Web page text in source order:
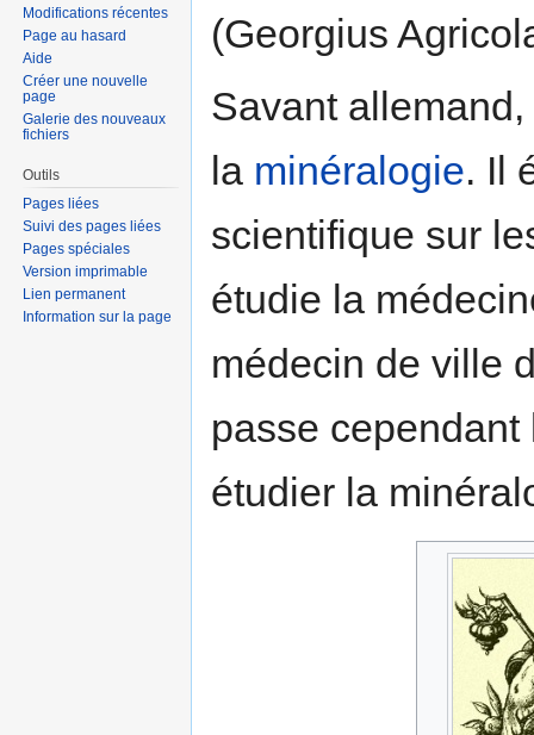
(Georgius
Savant
la minéralogie. Il
scientifique sur
étudie la
médecin de ville
passe
étudier la
Modifications récentes
Page au hasard
Aide
Créer une nouvelle
page
Galerie des nouveaux
fichiers
Outils
Pages liées
Suivi des pages liées
Pages spéciales
Version imprimable
Lien permanent
Information sur la page